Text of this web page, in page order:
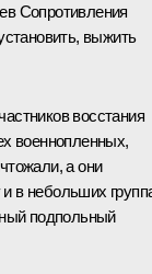
Сопротивления
выжить
восстания
военнопленных,
а они
в небольших
подпольный